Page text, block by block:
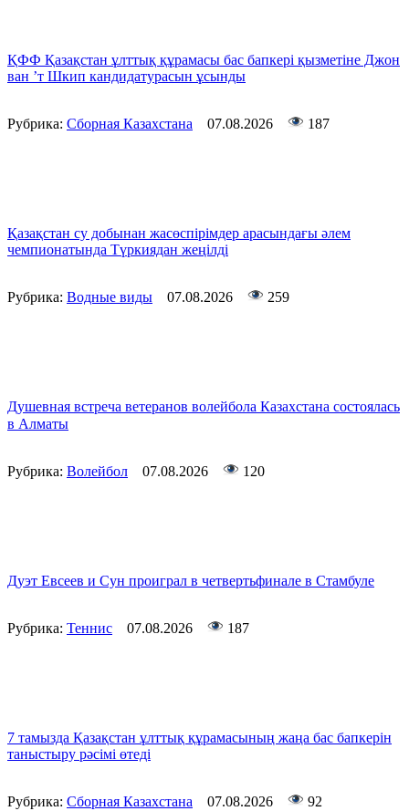
ҚФФ Қазақстан ұлттық құрамасы бас бапкері қызметіне Джон
ван ’т Шкип кандидатурасын ұсынды
Рубрика: Сборная Казахстана 07.08.2026 187
Қазақстан су добынан жасөспірімдер арасындағы әлем
чемпионатында Түркиядан жеңілді
Рубрика: Водные виды 07.08.2026 259
Душевная встреча ветеранов волейбола Казахстана состоялась
в Алматы
Рубрика: Волейбол 07.08.2026 120
Дуэт Евсеев и Сун проиграл в четвертьфинале в Стамбуле
Рубрика: Теннис 07.08.2026 187
7 тамызда Қазақстан ұлттық құрамасының жаңа бас бапкерін
таныстыру рәсімі өтеді
Рубрика: Сборная Казахстана 07.08.2026 92